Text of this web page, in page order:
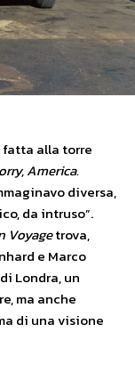
fatta alla torre
America.
diversa,
da intruso”.
Voyagetrova,
e Marco
Londra, un
ma anche
di una visione